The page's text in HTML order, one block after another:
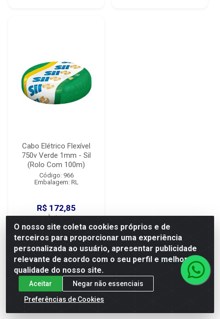
Cabo Elétrico Flexível
750v Verde 1mm - Sil
(Rolo Com 100m)
Código: 966
Embalagem: RL
R$ 172,85
À vista
ou em 5x de R$ 34,57
Adicionar
O nosso site coleta cookies próprios e de
terceiros para proporcionar uma experiência
personalizada ao usuário, apresentar publicidade
relevante de acordo com o seu perfil e melhorar a
qualidade do nosso site.
Aceitar
Negar não essenciais
Preferências de Cookies